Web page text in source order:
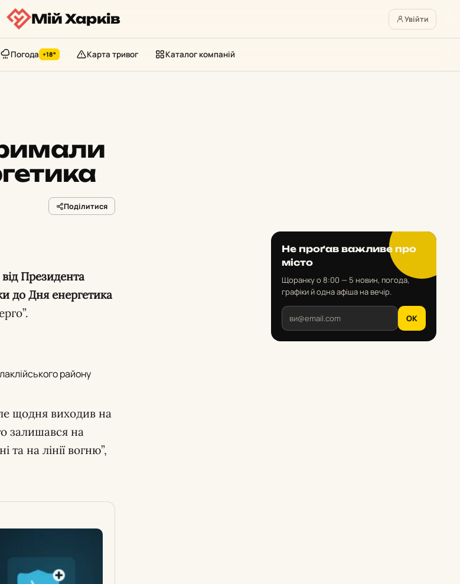
Мій Харків Увійти
Погода +18° Карта тривог Каталог компаній
Поділитися
Президента
до Дня енергетика
району
щодня виходив на
залишався на
та на лінії вогню”,
Не проґав важливе про
місто
Щоранку о 8:00 — 5 новин, погода,
графіки й одна афіша на вечір.
OK